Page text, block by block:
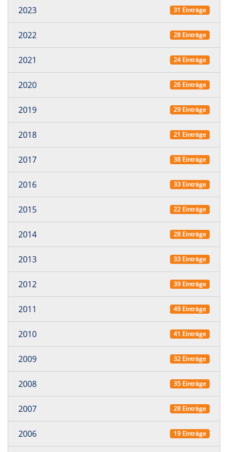
2023 31 Einträge
2022 28 Einträge
2021 24 Einträge
2020 26 Einträge
2019 29 Einträge
2018 21 Einträge
2017 38 Einträge
2016 33 Einträge
2015 22 Einträge
2014 28 Einträge
2013 33 Einträge
2012 39 Einträge
2011 49 Einträge
2010 41 Einträge
2009 32 Einträge
2008 35 Einträge
2007 28 Einträge
2006 19 Einträge